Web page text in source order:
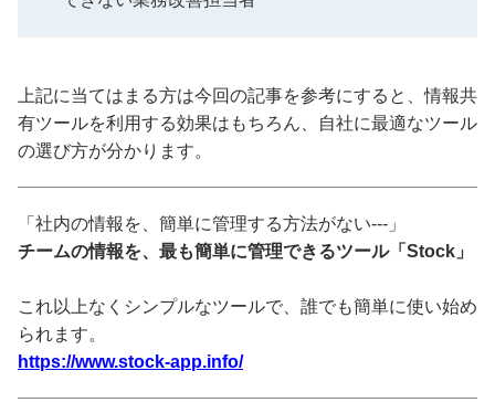
上記に当てはまる方は今回の記事を参考にすると、情報共
有ツールを利用する効果はもちろん、自社に最適なツール
の選び方が分かります。
「社内の情報を、簡単に管理する方法がない---」
チームの情報を、最も簡単に管理できるツール「Stock」
これ以上なくシンプルなツールで、誰でも簡単に使い始め
られます。
https://www.stock-app.info/